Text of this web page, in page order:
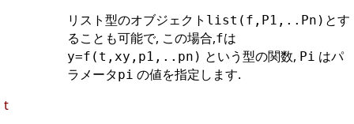
リスト型のオブジェクト list(f,P1,..Pn) とす
ることも可能で, この場合,fは
y=f(t,xy,p1,..pn) という型の関数, Pi はパ
ラメータpi の値を指定します.
t